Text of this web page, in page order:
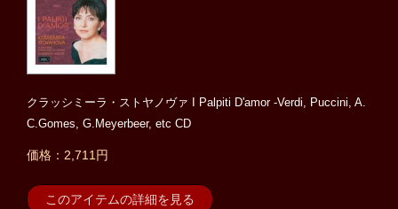
クラッシミーラ・ストヤノヴァ I Palpiti D'amor -Verdi, Puccini, A.
C.Gomes, G.Meyerbeer, etc CD
価格：2,711円
このアイテムの詳細を見る